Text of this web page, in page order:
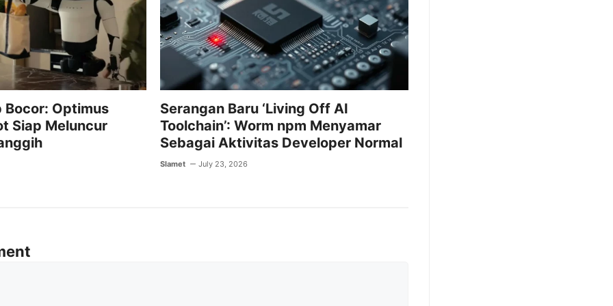
Bocor: Optimus
Siap Meluncur
Serangan Baru ‘Living Off AI
Toolchain’: Worm npm Menyamar
Sebagai Aktivitas Developer Normal
Slamet July 23, 2026